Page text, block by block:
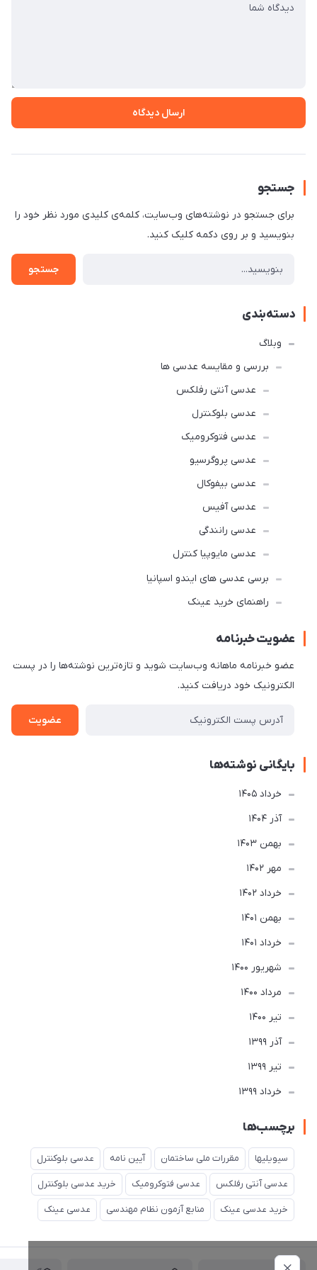
ارسال دیدگاه
جستجو
برای جستجو در نوشته‌های وب‌سایت، کلمه‌ی کلیدی مورد نظر خود را
بنویسید و بر روی دکمه کلیک کنید.
جستجو
دسته‌بندی
وبلاگ
بررسی و مقایسه عدسی ها
عدسی آنتی رفلکس
عدسی بلوکنترل
عدسی فتوکرومیک
عدسی پروگرسیو
عدسی بیفوکال
عدسی آفیس
عدسی رانندگی
عدسی مایوپیا کنترل
برسی عدسی های ایندو اسپانیا
راهنمای خرید عینک
عضویت خبرنامه
عضو خبرنامه ماهانه وب‌سایت شوید و تازه‌ترین نوشته‌ها را در پست
الکترونیک خود دریافت کنید.
عضویت
بایگانی نوشته‌ها
خرداد 1405
آذر 1404
بهمن 1403
مهر 1402
خرداد 1402
بهمن 1401
خرداد 1401
شهریور 1400
مرداد 1400
تير 1400
آذر 1399
تير 1399
خرداد 1399
برچسب‌ها
سیویلیها مقررات ملی ساختمان آیین نامه عدسی بلوکنترل
عدسی آنتی رفلکس عدسی فتوکرومیک خرید عدسی بلوکنترل
خرید عدسی عینک منابع آزمون نظام مهندسی عدسی عینک